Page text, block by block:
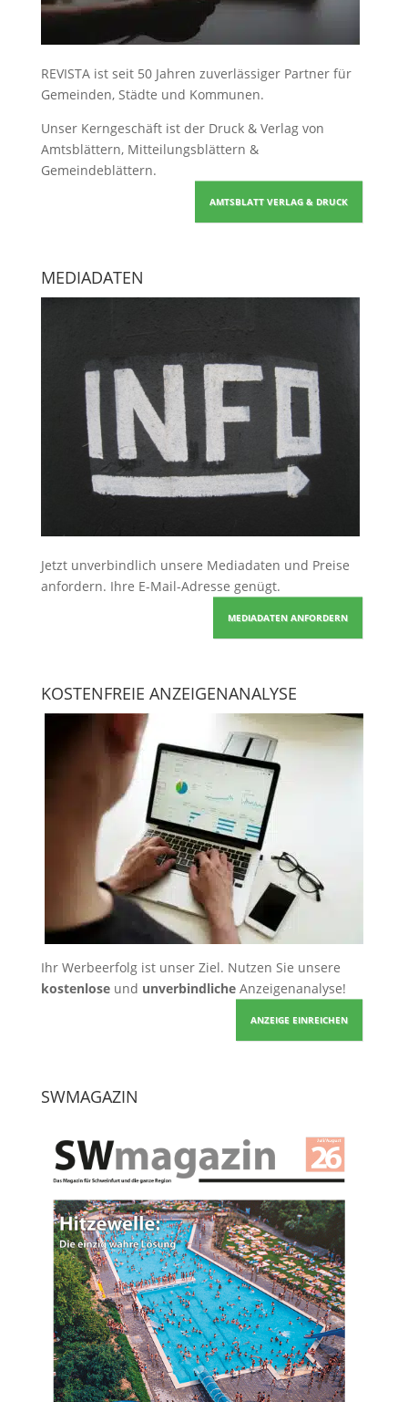
REVISTA ist seit 50 Jahren zuverlässiger Partner für
Gemeinden, Städte und Kommunen.
Unser Kerngeschäft ist der Druck & Verlag von
Amtsblättern, Mitteilungsblättern &
Gemeindeblättern.
AMTSBLATT VERLAG & DRUCK
MEDIADATEN
Jetzt unverbindlich unsere Mediadaten und Preise
anfordern. Ihre E-Mail-Adresse genügt.
MEDIADATEN ANFORDERN
KOSTENFREIE ANZEIGENANALYSE
Ihr Werbeerfolg ist unser Ziel. Nutzen Sie unsere
kostenloseund unverbindlicheAnzeigenanalyse!
ANZEIGE EINREICHEN
SWMAGAZIN